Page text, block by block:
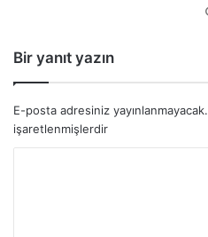
Bir yanıt yazın
E-posta adresiniz yayınlanmayacak.
işaretlenmişlerdir